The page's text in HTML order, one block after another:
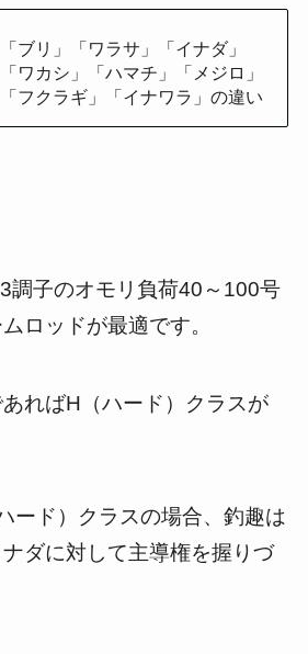
「ブリ」「ワラサ」「イナダ」
「ワカシ」「ハマチ」「メジロ」
「フクラギ」「イナワラ」の違い
調子のオモリ負荷40～100号
ロッドが最適です。
ればH（ハード）クラスが
ード）クラスの場合、釣趣は
ダに対して主導権を握りづ